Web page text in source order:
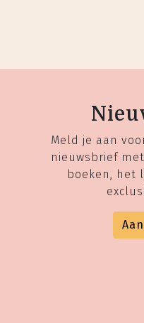
Meld je aan
nieuwsbrief
boeken, het